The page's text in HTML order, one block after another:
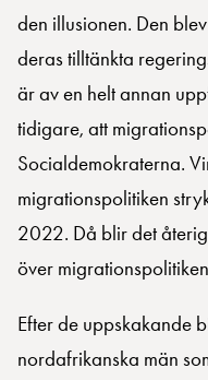
den illusionen. Den
deras tilltänkta
är av en helt annan
tidigare, att
Socialdemokraterna.
migrationspolitiken
2022. Då blir det
över
Efter de uppskakande
nordafrikanska män